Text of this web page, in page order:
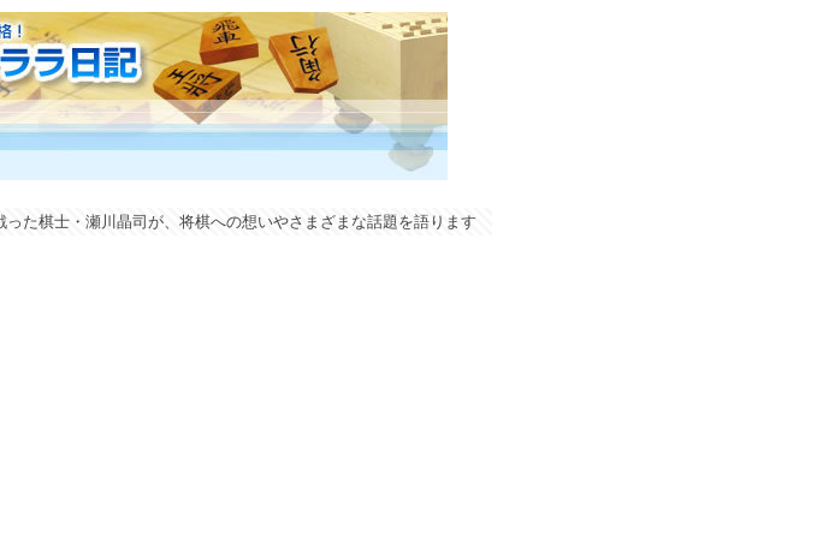
た棋士・瀬川晶司が、将棋への想いやさまざまな話題を語ります